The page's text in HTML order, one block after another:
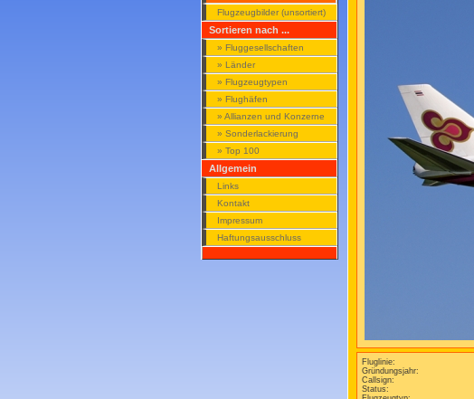
Flugzeugbilder (unsortiert)
Sortieren nach ...
» Fluggesellschaften
» Länder
» Flugzeugtypen
» Flughäfen
» Allianzen und Konzerne
» Sonderlackierung
» Top 100
Allgemein
Links
Kontakt
Impressum
Haftungsausschluss
Fluglinie:
Gründungsjahr:
Callsign:
Status: